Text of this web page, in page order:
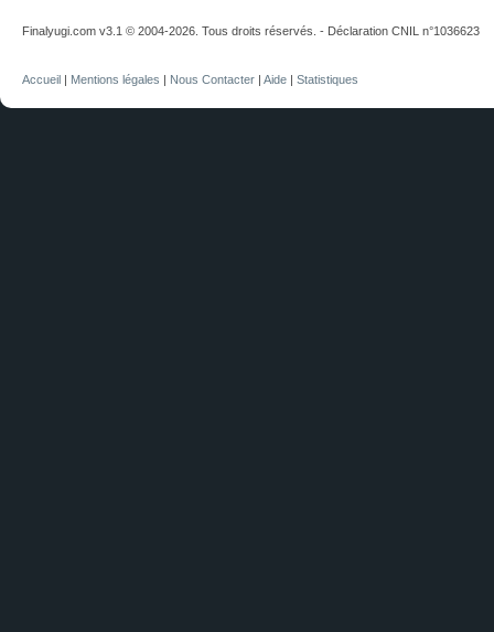
Finalyugi.com v3.1 © 2004-2026. Tous droits réservés. - Déclaration CNIL n°1036623
Accueil | Mentions légales | Nous Contacter | Aide | Statistiques